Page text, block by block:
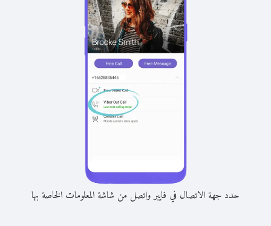
حدد جهة الاتصال في فايبر واتصل من شاشة المعلومات الخاصة بها